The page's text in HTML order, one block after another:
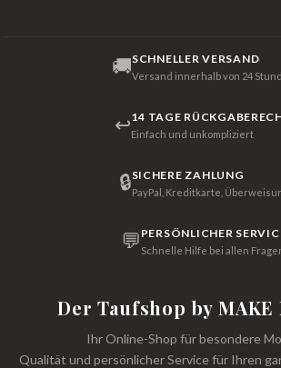
🚚SCHNELLER VERSAND
Versand innerhalb von 24
↩14 TAGE
Einfach und unkompliziert
🔒SICHERE ZAHLUNG
PayPal, Kreditkarte,
💬 PERSÖNLICHER
Schnelle Hilfe bei allen
Der Taufshop by MAKE
Ihr Online-Shop für besondere
Qualität und persönlicher Service für Ihren